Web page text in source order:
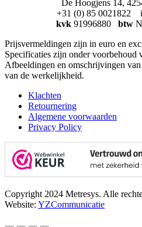
De Hoogjens 14,
+31 (0) 85 0021822
kvk 91996880 btw
Prijsvermeldingen zijn in euro en
Specificaties zijn onder voorbehoud
Afbeeldingen en omschrijvingen
van de werkelijkheid.
Klachten
Retournering
Algemene voorwaarden
Privacy Policy
Copyright 2024 Metresys. Alle
Website: YZCommunicatie